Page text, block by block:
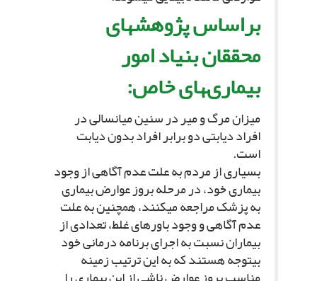
براساس پژوهش‏هاى
محققان بنیاد امور
بیمارى‏هاى خاص:
میزان مرگ و میر در سنین میانسالى در
افراد دیابتى دو برابر افراد بدون دیابت
است.
بسیارى از مردم به علت عدم آگاهى از وجود
بیمارى خود، در مرحله بروز عوارض بیمارى
به پزشک مراجعه مى‏کنند، همچنین به علت
عدم آگاهى و وجود باورهاى غلط، تعدادى از
بیماران نسبت به اجراى برنامه درمانى خود
بى‏توجه هستند که به این ترتیب زمینه